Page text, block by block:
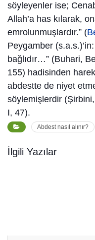
söyleyenler ise;
Allah’a has kılarak,
emrolunmuşlardır.” (
Peygamber
bağlıdır…” (Buhari,
155) hadisinden
abdestte de niyet
söylemişlerdir
I, 47).
Abdest nasıl alınır?
İlgili Yazılar